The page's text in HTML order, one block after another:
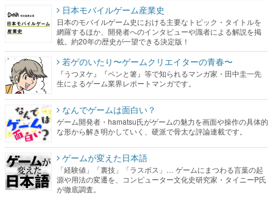
日本モバイルゲーム産業史
日本のモバイルゲーム史における主要なトピック・タイトルを
網羅するほか、開発者へのインタビューや識者による解説を掲
載。約20年の歴史が一望できる決定版！
若ゲのいたり〜ゲームクリエイターの青春〜
『うつヌケ』『ペンと箸』等で知られるマンガ家・田中圭一先
生によるゲーム業界レポートマンガです。
なんでゲームは面白い？
ゲーム開発者・hamatsu氏がゲームの魅力を画面や操作の具体的
な形から解き明かしていく、硬派で骨太な評論連載です。
ゲームが変えた日本語
「経験値」「裏技」「ラスボス」… ゲームにまつわる言葉の起
源や用法の変遷を、コンピューター文化史研究家・タイニーP氏
が徹底調査。